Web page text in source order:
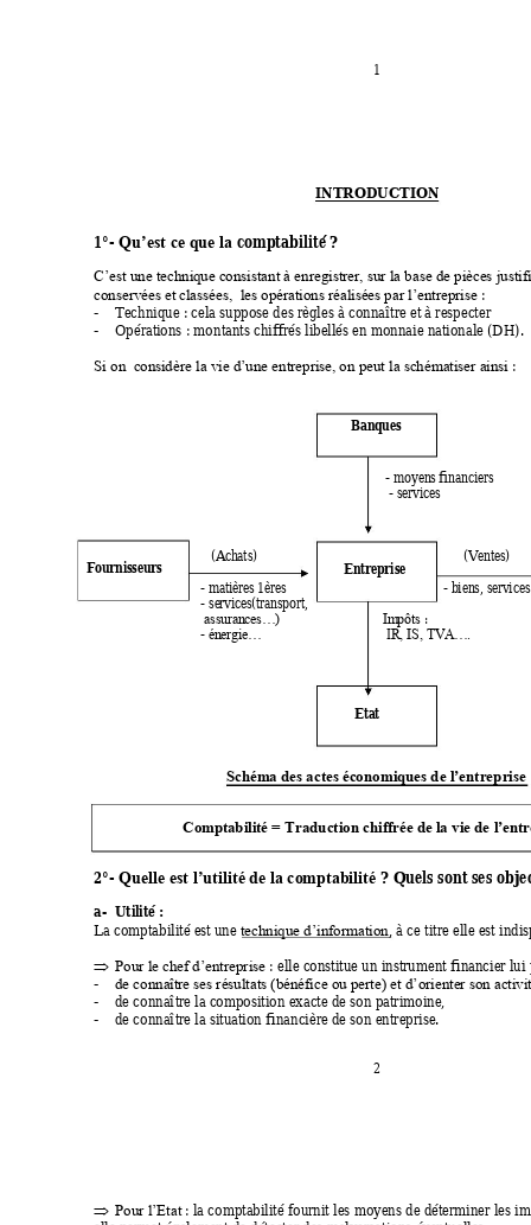
1
2
INTRODUCTION
1°- Qu’est ce que la comptabilité ?
C’est une technique consistant à enregistrer, sur la base de pièces
conservées et classées, les opérations réalisées par l’entreprise :
- Technique : cela suppose des règles à connaître et à respecter
- Opérations : montants chiffrés libellés en monnaie nationale (DH).
Si on  considère la vie d’une entreprise, on peut la schématiser ainsi :
                            - moyen
s financiers
- services
(Achats)
                                                         (Ven
tes)
- matières 1ères - biens, services
- services(transport,
assurances…)
                           Im
pôts :
- énergie…
                              I
R, IS, TVA….
Schéma des actes économiques de l’entreprise
Comptabilité = Traduction chiffrée de la vie de l
2°- Quelle est l’utilité de la comptabilité ? Quels sont ses
a- Utilité :
La comptabilité est une technique d’information , à ce titre elle est
 Pour le chef d’entreprise : elle constitue un instrument financier
- de connaître ses résultats (bénéfice ou perte) et d’orienter son
- de connaître la composition exacte de son patrimoine,
- de connaître la situation financière de son entreprise.
Banques
Entreprise
Etat
Fournisseurs
 Pour l’Etat : la comptabilité fournit les moyens de déterminer les